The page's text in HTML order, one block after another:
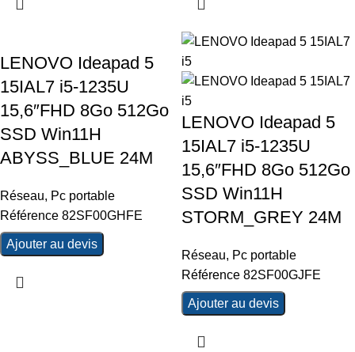
LENOVO Ideapad 5
15IAL7 i5-1235U
15,6″FHD 8Go 512Go
SSD Win11H
ABYSS_BLUE 24M
Réseau, Pc portable
Référence 82SF00GHFE
Ajouter au devis
LENOVO Ideapad 5
15IAL7 i5-1235U
15,6″FHD 8Go 512Go
SSD Win11H
STORM_GREY 24M
Réseau, Pc portable
Référence 82SF00GJFE
Ajouter au devis